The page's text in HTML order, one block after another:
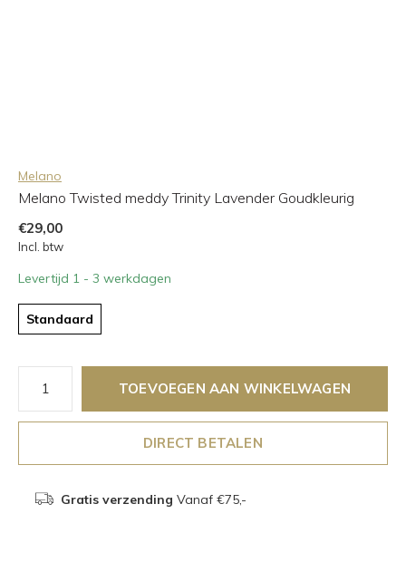
Melano
Melano Twisted meddy Trinity Lavender Goudkleurig
€29,00
Incl. btw
Levertijd 1 - 3 werkdagen
Standaard
TOEVOEGEN AAN WINKELWAGEN
DIRECT BETALEN
Gratis verzending Vanaf €75,-